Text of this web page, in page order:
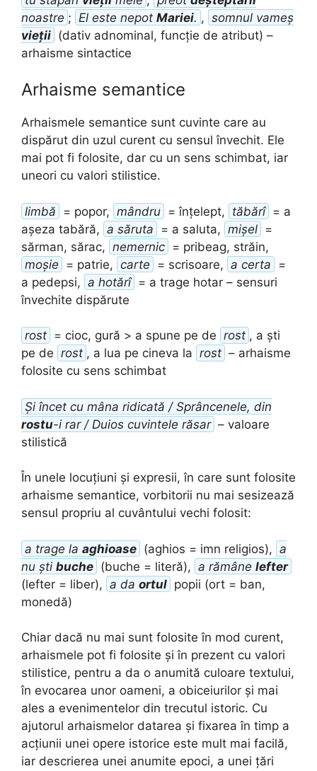
noastre ; El este nepot Mariei. , somnul vameș
vieții (dativ adnominal, funcție de atribut) –
arhaisme sintactice
Arhaisme semantice
Arhaismele semantice sunt cuvinte care au
dispărut din uzul curent cu sensul învechit. Ele
mai pot fi folosite, dar cu un sens schimbat, iar
uneori cu valori stilistice.
limbă = popor, mândru = înțelept, tăbărî = a
așeza tabără, a săruta = a saluta, mișel =
sărman, sărac, nemernic = pribeag, străin,
moșie = patrie, carte = scrisoare, a certa =
a pedepsi, a hotărî = a trage hotar – sensuri
învechite dispărute
rost = cioc, gură > a spune pe de rost , a ști
pe de rost , a lua pe cineva la rost – arhaisme
folosite cu sens schimbat
Și încet cu mâna ridicată / Sprâncenele, din
rostu-i rar / Duios cuvintele răsar – valoare
stilistică
În unele locuțiuni și expresii, în care sunt folosite
arhaisme semantice, vorbitorii nu mai sesizează
sensul propriu al cuvântului vechi folosit:
a trage la aghioase (aghios = imn religios), a
nu ști buche (buche = literă), a rămâne lefter
(lefter = liber), a da ortul popii (ort = ban,
monedă)
Chiar dacă nu mai sunt folosite în mod curent,
arhaismele pot fi folosite și în prezent cu valori
stilistice, pentru a da o anumită culoare textului,
în evocarea unor oameni, a obiceiurilor și mai
ales a evenimentelor din trecutul istoric. Cu
ajutorul arhaismelor datarea și fixarea în timp a
acțiunii unei opere istorice este mult mai facilă,
iar descrierea unei anumite epoci, a unei țări